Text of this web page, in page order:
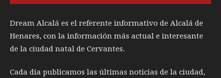
Dream Alcalá es el referente informativo de Alcalá de
Henares, con la información más actual e interesante
de la ciudad natal de Cervantes.
Cada día publicamos las últimas noticias de la ciudad,